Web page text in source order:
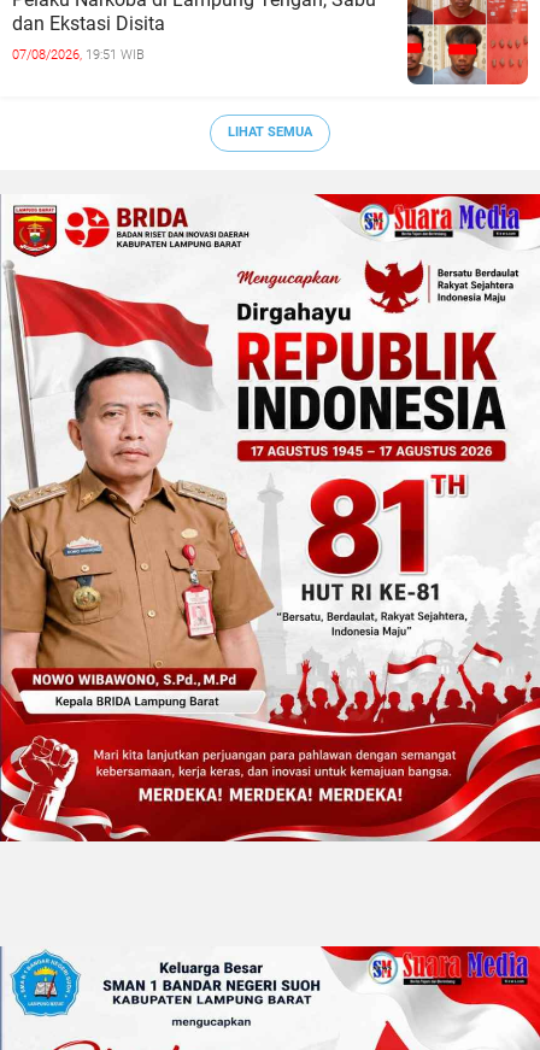
dan Ekstasi Disita
07/08/2026, 19:51 WIB
LIHAT SEMUA